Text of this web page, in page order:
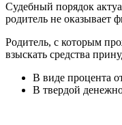
Судебный порядок
родитель не оказывает
Родитель, с которым
взыскать средства
В виде процента
В твердой